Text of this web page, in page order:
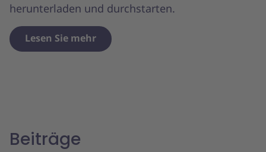
herunterladen und durchstarten.
Lesen Sie mehr
Beiträge